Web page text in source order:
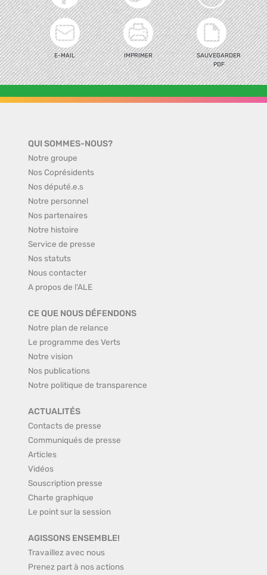
E-MAIL IMPRIMER
SAUVEGARDER
PDF
QUI SOMMES-NOUS?
Notre groupe
Nos Coprésidents
Nos député.e.s
Notre personnel
Nos partenaires
Notre histoire
Service de presse
Nos statuts
Nous contacter
A propos de l'ALE
CE QUE NOUS DÉFENDONS
Notre plan de relance
Le programme des Verts
Notre vision
Nos publications
Notre politique de transparence
ACTUALITÉS
Contacts de presse
Communiqués de presse
Articles
Vidéos
Souscription presse
Charte graphique
Le point sur la session
AGISSONS ENSEMBLE!
Travaillez avec nous
Prenez part à nos actions